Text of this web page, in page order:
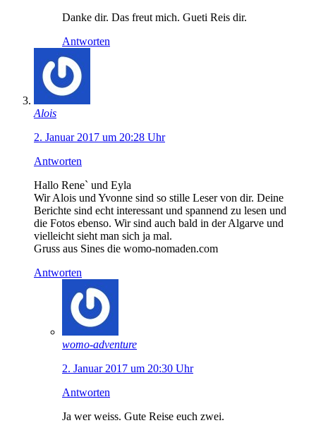
Danke dir. Das freut mich. Gueti Reis dir.
Antworten
Alois
2. Januar 2017 um 20:28 Uhr
Antworten
Hallo Rene` und Eyla
Wir Alois und Yvonne sind so stille Leser von dir. Deine
Berichte sind echt interessant und spannend zu lesen und
die Fotos ebenso. Wir sind auch bald in der Algarve und
vielleicht sieht man sich ja mal.
Gruss aus Sines die womo-nomaden.com
Antworten
womo-adventure
2. Januar 2017 um 20:30 Uhr
Antworten
Ja wer weiss. Gute Reise euch zwei.